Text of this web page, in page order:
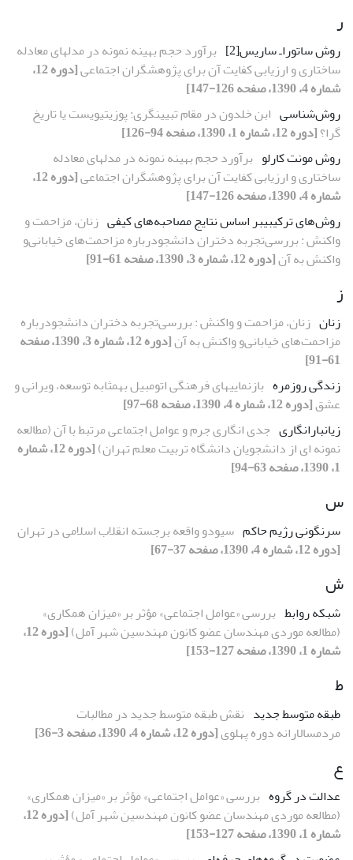
ر
روش ساتوراـ ساریس[2]
برآورد حجم بهینه نمونه در مدلهاى معادله
ساختارى و ارزیابى کفایت آن براى پژوهشگران اجتماعى
[دوره 12،
شماره 4، 1390، صفحه 126-147]
روش‌شناسى ابن خلدون در مقام تبیینگرى: پوزیتیویست یا تاریخ
گرا؟[دوره 12، شماره 1، 1390، صفحه 94-126]
روش مونت کارلو برآورد حجم بهینه نمونه در مدلهاى معادله
ساختارى و ارزیابى کفایت آن براى پژوهشگران اجتماعى
[دوره 12،
شماره 4، 1390، صفحه 126-147]
روش‌هاى ترکیبىبر اساس نتایج مصاحبه‌هاى کیفى زنان، مزاحمت و
واکنش : بررسى‌تجربه دختران دانشجودرباره مزاحمت‌هاى خیابانى‌و
واکنش به آن[دوره 12، شماره 3، 1390، صفحه 61-91]
ز
زنان زنان، مزاحمت و واکنش : بررسى‌تجربه دختران دانشجودرباره
مزاحمت‌هاى خیابانى‌و واکنش به آن
[دوره 12، شماره 3، 1390، صفحه
61-91]
زندگى روزمره بازنمایىهاى فرهنگى اتومبیل بهمثابه توسعه، ویرانى و
عشق[دوره 12، شماره 4، 1390، صفحه 68-97]
زیانبارانگارى جدى انگارى جرم و عوامل اجتماعى مرتبط با آن (مطالعه
نمونه اى از دانشجویان دانشگاه تربیت معلم تهران)
[دوره 12، شماره
1، 1390، صفحه 63-94]
س
سرنگونى رژیم حاکم سىودو واقعه برجسته انقلاب اسلامى در تهران
[دوره 12، شماره 4، 1390، صفحه 37-67]
ش
شبکه روابط بررسى «عوامل اجتماعى» مؤثر بر «میزان همکارى»
(مطالعه موردى مهندسان عضو کانون مهندسین شهر آمل)
[دوره 12،
شماره 1، 1390، صفحه 127-153]
ط
طبقه متوسط جدید نقش طبقه متوسط جدید در مطالبات
مردمسالارانه دوره پهلوى[دوره 12، شماره 4، 1390، صفحه 3-36]
ع
عدالت در گروه بررسى «عوامل اجتماعى» مؤثر بر «میزان همکارى»
(مطالعه موردى مهندسان عضو کانون مهندسین شهر آمل)
[دوره 12،
شماره 1، 1390، صفحه 127-153]